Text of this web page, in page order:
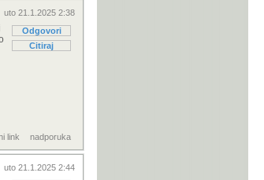
uto 21.1.2025 2:38
Odgovori
Citiraj
link nadporuka
uto 21.1.2025 2:44